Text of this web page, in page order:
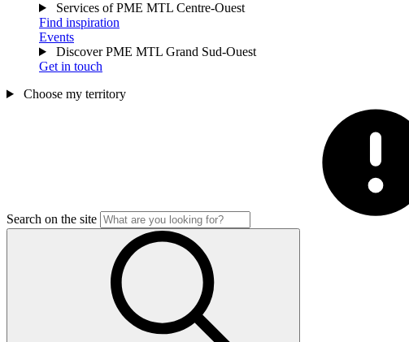
Services of PME MTL Centre-Ouest
Find inspiration
Events
Discover PME MTL Grand Sud-Ouest
Get in touch
Choose my territory
Search on the site